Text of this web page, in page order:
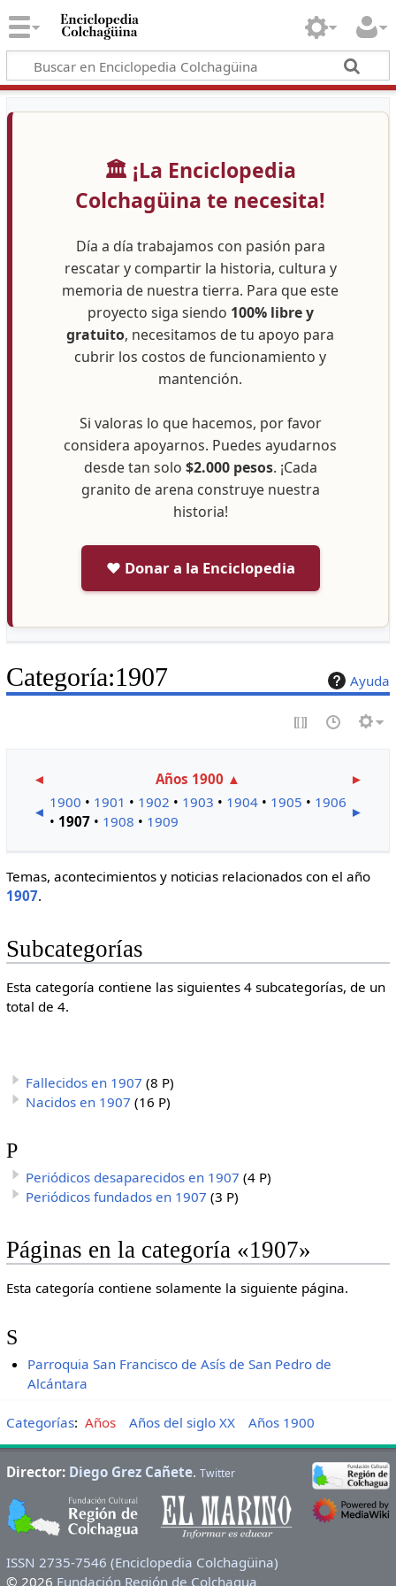
🏛️ ¡La Enciclopedia
Colchagüina te necesita!
Día a día trabajamos con pasión para
rescatar y compartir la historia, cultura y
memoria de nuestra tierra. Para que este
proyecto siga siendo 100% libre y
gratuito, necesitamos de tu apoyo para
cubrir los costos de funcionamiento y
mantención.
Si valoras lo que hacemos, por favor
considera apoyarnos. Puedes ayudarnos
desde tan solo $2.000 pesos. ¡Cada
granito de arena construye nuestra
historia!
❤️ Donar a la Enciclopedia
Ayuda
Categoría:1907
◄ Años 1900 ▲
►
◄
1900 • 1901 • 1902 • 1903 • 1904 • 1905 • 1906
• 1907 • 1908 • 1909
►
Temas, acontecimientos y noticias relacionados con el año
1907.
Subcategorías
Esta categoría contiene las siguientes 4 subcategorías, de un
total de 4.
Fallecidos en 1907 (8 P)
Nacidos en 1907 (16 P)
P
Periódicos desaparecidos en 1907 (4 P)
Periódicos fundados en 1907 (3 P)
Páginas en la categoría «1907»
Esta categoría contiene solamente la siguiente página.
S
Parroquia San Francisco de Asís de San Pedro de
Alcántara
Categorías: Años Años del siglo XX Años 1900
Director: Diego Grez Cañete. Twitter
ISSN 2735-7546 (Enciclopedia Colchagüina)
© 2026 Fundación Región de Colchagua